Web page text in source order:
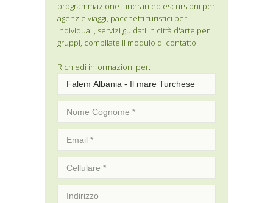
programmazione itinerari ed escursioni per
agenzie viaggi, pacchetti turistici per
individuali, servizi guidati in città d'arte per
gruppi, compilate il modulo di contatto:
Richiedi informazioni per: